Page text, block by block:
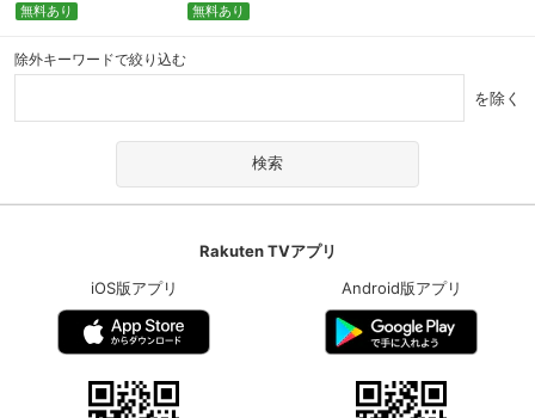
無料あり 無料あり
除外キーワードで絞り込む
を除く
Rakuten TVアプリ
iOS版アプリ
Android版アプリ